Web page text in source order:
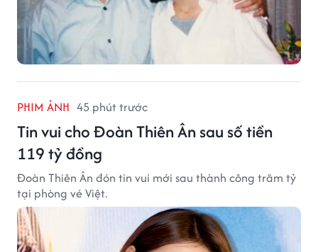
PHIM ẢNH 45 phút trước
Tin vui cho Đoàn Thiên Ân sau số tiền
119 tỷ đồng
Đoàn Thiên Ân đón tin vui mới sau thành công trăm tỷ
tại phòng vé Việt.